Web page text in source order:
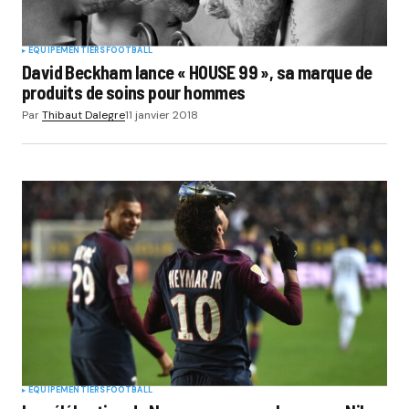
EQUIPEMENTIERSFOOTBALL
David Beckham lance « HOUSE 99 », sa marque de
produits de soins pour hommes
ParThibaut Dalegre11 janvier 2018
EQUIPEMENTIERSFOOTBALL